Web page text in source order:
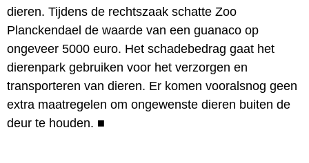
dieren. Tijdens de rechtszaak schatte Zoo
Planckendael de waarde van een guanaco op
ongeveer 5000 euro. Het schadebedrag gaat het
dierenpark gebruiken voor het verzorgen en
transporteren van dieren. Er komen vooralsnog geen
extra maatregelen om ongewenste dieren buiten de
deur te houden. ■